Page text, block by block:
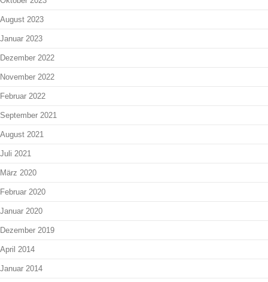
August 2023
Januar 2023
Dezember 2022
November 2022
Februar 2022
September 2021
August 2021
Juli 2021
März 2020
Februar 2020
Januar 2020
Dezember 2019
April 2014
Januar 2014